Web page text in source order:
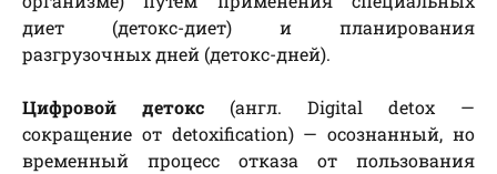
диет (детокс-диет) и планирования
разгрузочных дней (детокс-дней).
Цифровой детокс (англ. Digital detox —
сокращение от detoxification) — осознанный, но
временный процесс отказа от пользования